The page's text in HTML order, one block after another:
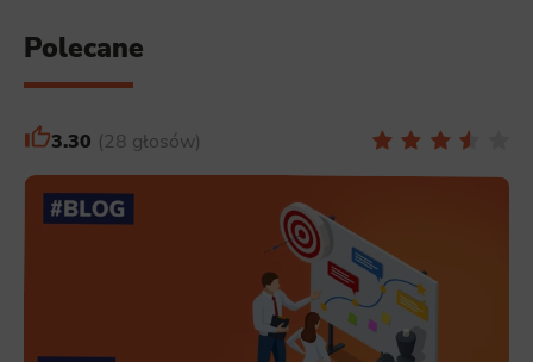
Polecane
3.30 28 głosów